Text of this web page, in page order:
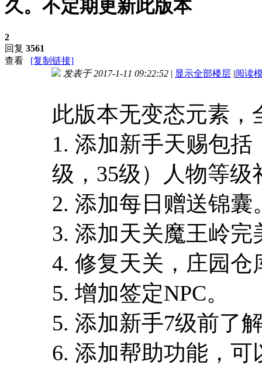
久。不定期更新此版本
2
回复 3561
查看
[复制链接]
发表于 2017-1-11 09:22:52 | 显示全部楼层 |阅读
此版本无变态元素，
1. 添加新手天赐包括
级，35级）人物等
2. 添加每日赠送锦囊
3. 添加天关魔王岭完
4. 修复天关，庄园
5. 增加签定NPC。
5. 添加新手7级前了
6. 添加帮助功能，